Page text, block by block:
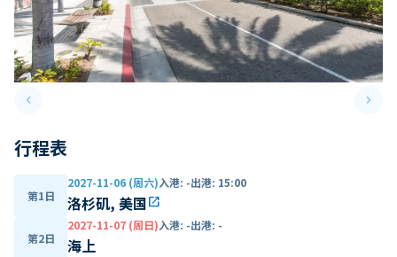
keyboard_arrow_leftPrevious slide keyboard_arrow_right
行程表
第1日
2027-11-06 (周六)入港: -出港: 15:00
洛杉矶, 美国open_in_new
第2日
2027-11-07 (周日)入港: -出港: -
海上